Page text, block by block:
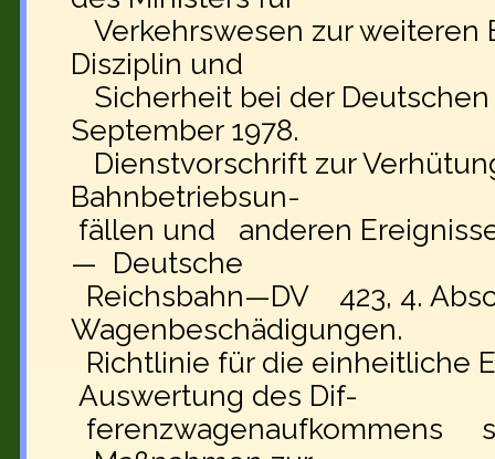
Verkehrswesen zur weiteren
Disziplin und
Sicherheit bei der Deutschen
September 1978.
Dienstvorschrift zur
Bahnbetriebsun-
fällen und anderen
— Deutsche
Reichsbahn—DV 423, 4.
Wagenbeschädigungen.
Richtlinie für die einheitliche
Auswertung des Dif-
ferenzwagenaufkommens